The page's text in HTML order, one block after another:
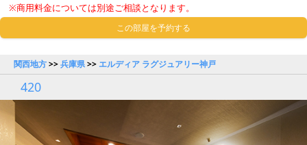
※商用料金については別途ご相談となります。
この部屋を予約する
関西地方>>兵庫県>> エルディア ラグジュアリー神戸
420